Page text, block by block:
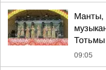
Манты,
Тотьмы
09:05